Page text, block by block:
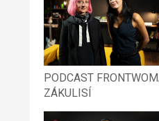
PODCAST
ZÁKULISÍ